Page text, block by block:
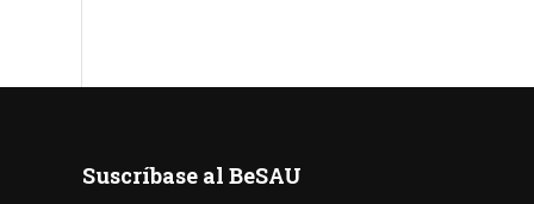
Suscríbase al BeSAU